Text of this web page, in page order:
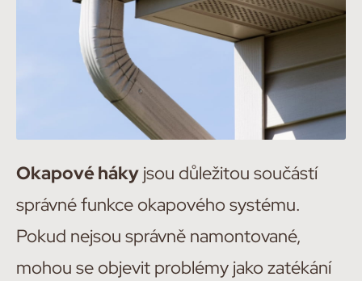
Okapové háky jsou důležitou součástí
správné funkce okapového systému.
Pokud nejsou správně namontované,
mohou se objevit problémy jako zatékání